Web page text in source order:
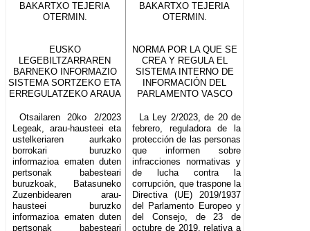
BAKARTXO TEJERIA
OTERMIN.
BAKARTXO TEJERIA
OTERMIN.
EUSKO
LEGEBILTZARRAREN
BARNEKO INFORMAZIO
SISTEMA SORTZEKO ETA
ERREGULATZEKO ARAUA
NORMA POR LA QUE SE
CREA Y REGULA EL
SISTEMA INTERNO DE
INFORMACIÓN DEL
PARLAMENTO VASCO
Otsailaren 20ko 2/2023
Legeak, arau-hausteei eta
ustelkeriaren aurkako
borrokari buruzko
informazioa ematen duten
pertsonak babesteari
buruzkoak, Batasuneko
Zuzenbidearen arau-
hausteei buruzko
informazioa ematen duten
pertsonak babesteari
La Ley 2/2023, de 20 de
febrero, reguladora de la
protección de las personas
que informen sobre
infracciones normativas y
de lucha contra la
corrupción, que traspone la
Directiva (UE) 2019/1937
del Parlamento Europeo y
del Consejo, de 23 de
octubre de 2019, relativa a